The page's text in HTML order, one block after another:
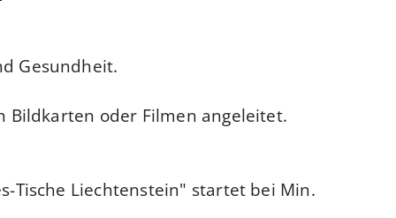
Gesundheit.
Bildkarten oder Filmen angeleitet.
Tische Liechtenstein" startet bei Min.